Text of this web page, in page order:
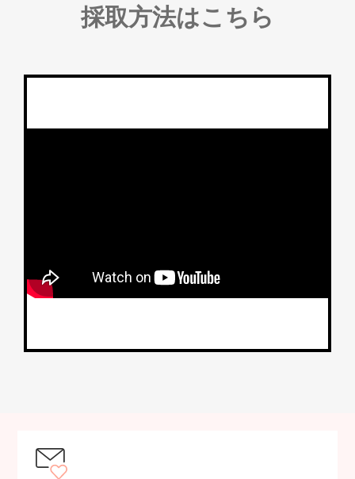
採取方法はこちら